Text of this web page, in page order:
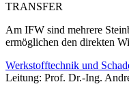
TRANSFER
Am IFW sind mehrere
ermöglichen den direkten
Werkstofftechnik und
Leitung: Prof. Dr.-Ing.